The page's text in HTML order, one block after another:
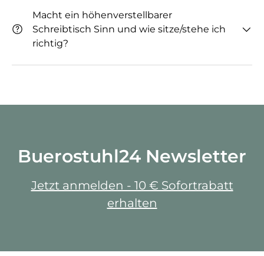
Macht ein höhenverstellbarer
Schreibtisch Sinn und wie sitze/stehe ich
richtig?
Buerostuhl24 Newsletter
Jetzt anmelden - 10 € Sofortrabatt
erhalten